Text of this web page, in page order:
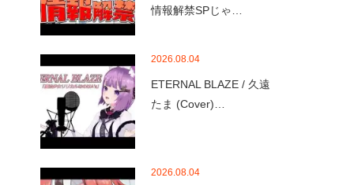
情報解禁SPじゃ…
2026.08.04
ETERNAL BLAZE / 久遠
たま (Cover)…
2026.08.04